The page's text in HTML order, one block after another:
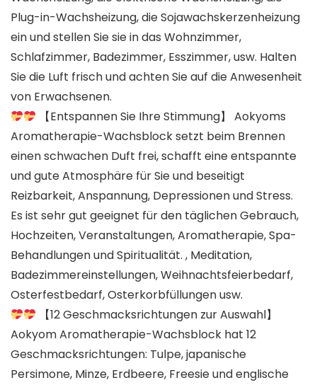
Plug-in-Wachsheizung, die Sojawachskerzenheizung
ein und stellen Sie sie in das Wohnzimmer,
Schlafzimmer, Badezimmer, Esszimmer, usw. Halten
Sie die Luft frisch und achten Sie auf die Anwesenheit
von Erwachsenen.
【Entspannen Sie Ihre Stimmung】 Aokyoms
Aromatherapie-Wachsblock setzt beim Brennen
einen schwachen Duft frei, schafft eine entspannte
und gute Atmosphäre für Sie und beseitigt
Reizbarkeit, Anspannung, Depressionen und Stress.
Es ist sehr gut geeignet für den täglichen Gebrauch,
Hochzeiten, Veranstaltungen, Aromatherapie, Spa-
Behandlungen und Spiritualität. , Meditation,
Badezimmereinstellungen, Weihnachtsfeierbedarf,
Osterfestbedarf, Osterkorbfüllungen usw.
【12 Geschmacksrichtungen zur Auswahl】
Aokyom Aromatherapie-Wachsblock hat 12
Geschmacksrichtungen: Tulpe, japanische
Persimone, Minze, Erdbeere, Freesie und englische